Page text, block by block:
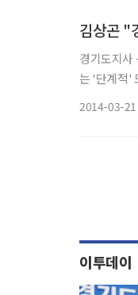
김상곤 "
경기도지사
는 '단계적' 도입 방안을 제시했다. 신설노선,
2014-03-21
이투데이